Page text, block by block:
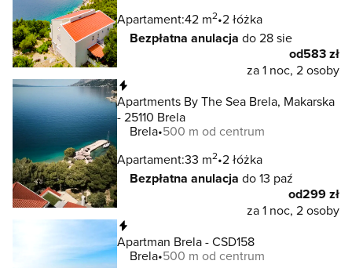
Apartament:42 m2 2 łóżka
Bezpłatna anulacja do 28 sie
od583 zł
za 1 noc, 2 osoby
Apartments By The Sea Brela, Makarska
- 25110 Brela
Brela 500 m od centrum
Apartament:33 m2 2 łóżka
Bezpłatna anulacja do 13 paź
od299 zł
za 1 noc, 2 osoby
Apartman Brela - CSD158
Brela 500 m od centrum